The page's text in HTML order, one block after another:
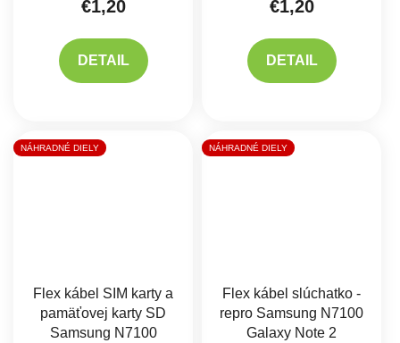
€1,20
DETAIL
€1,20
DETAIL
NÁHRADNÉ DIELY
Flex kábel SIM karty a
pamäťovej karty SD
Samsung N7100
NÁHRADNÉ DIELY
Flex kábel slúchatko -
repro Samsung N7100
Galaxy Note 2